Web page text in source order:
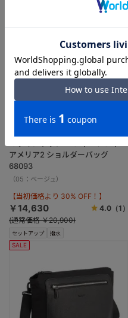
セットアップ 撥水
アメリア2 ショルダーバッグ
68093
（05：ベージュ）
【当初価格より 30% OFF！】
￥14,630 4.0（1）
(通常価格 ￥20,900)
SALE